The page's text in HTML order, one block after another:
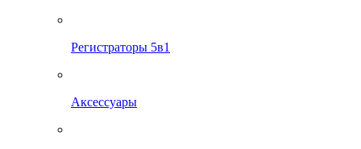
Регистраторы 5в1
Аксессуары